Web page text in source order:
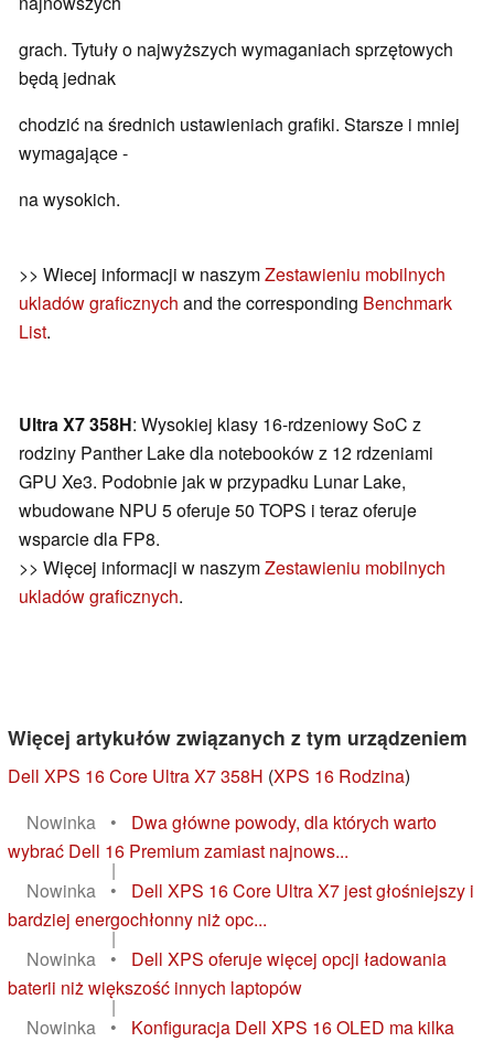
grach. Tytuły o najwyższych wymaganiach sprzętowych
będą jednak
chodzić na średnich ustawieniach grafiki. Starsze i mniej
wymagające -
na wysokich.
>> Wiecej informacji w naszymZestawieniu mobilnych
ukladów graficznych and the corresponding Benchmark
List.
Ultra X7 358H: Wysokiej klasy 16-rdzeniowy SoC z
rodziny Panther Lake dla notebooków z 12 rdzeniami
GPU Xe3. Podobnie jak w przypadku Lunar Lake,
wbudowane NPU 5 oferuje 50 TOPS i teraz oferuje
wsparcie dla FP8.
>> Więcej informacji w naszymZestawieniu mobilnych
ukladów graficznych.
Więcej artykułów związanych z tym urządzeniem
Dell XPS 16 Core Ultra X7 358H (XPS 16 Rodzina)
Nowinka
•
Dwa główne powody, dla których warto
wybrać Dell 16 Premium zamiast najnows...
|
Nowinka
•
Dell XPS 16 Core Ultra X7 jest głośniejszy i
bardziej energochłonny niż opc...
|
Nowinka
•
Dell XPS oferuje więcej opcji ładowania
baterii niż większość innych laptopów
|
Nowinka
•
Konfiguracja Dell XPS 16 OLED ma kilka